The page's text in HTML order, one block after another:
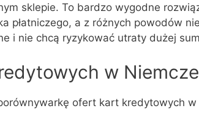
sklepie. To bardzo wygodne
płatniczego, a z różnych powodów
i nie chcą ryzykować utraty dużej
w
ofert kart kredytowych